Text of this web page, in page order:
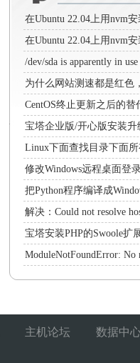
在Ubuntu 22.04上用nvm安
在Ubuntu 22.04上用nvm安
/dev/sda is apparently in
will not make a filesystem
为什么网站测速都是红色
态码？
CentOS终止更新之后的替
宝塔企业版/开心版安装
账号）
Linux下面查找目录下面
包含某个字符的文件
修改Windows远程桌面登
把Python程序编译成
exe的工具pyinstaller
解决：Could not resolve
mirrorlist.centos.org;
法
宝塔安装PHP的Swoole扩
CentOS 7提示No package
的解决方法
ModuleNotFoundError: No
主机论坛 数据中